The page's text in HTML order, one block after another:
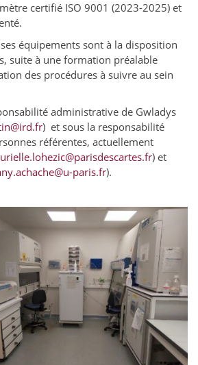
certifié ISO 9001 (2023-2025) et
équipements sont à la disposition
suite à une formation préalable
des procédures à suivre au sein
administrative de Gwladys
) et sous la responsabilité
référentes, actuellement
) et
paris.fr).